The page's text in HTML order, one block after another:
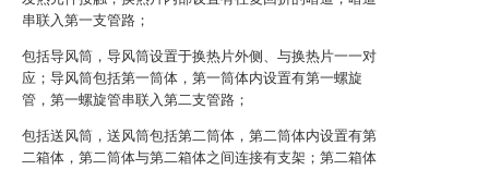
串联入第一支管路；
包括导风筒，导风筒设置于换热片外侧、与换热片一一对
应；导风筒包括第一筒体，第一筒体内设置有第一螺旋
管，第一螺旋管串联入第二支管路；
包括送风筒，送风筒包括第二筒体，第二筒体内设置有第
二箱体，第二筒体与第二箱体之间连接有支架；第二箱体